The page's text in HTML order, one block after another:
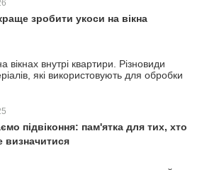
зробити укоси на вікна
вікнах внутрі квартири. Різновиди
які використовують для обробки
підвіконня: пам'ятка для тих, хто
визначитися